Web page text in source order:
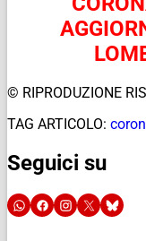
© RIPRODUZIONE
TAG ARTICOLO:
Seguici su